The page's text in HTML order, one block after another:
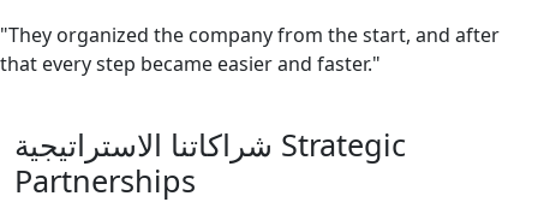
"They organized the company from the start, and after
that every step became easier and faster."
شراكاتنا الاستراتيجية Strategic
Partnerships